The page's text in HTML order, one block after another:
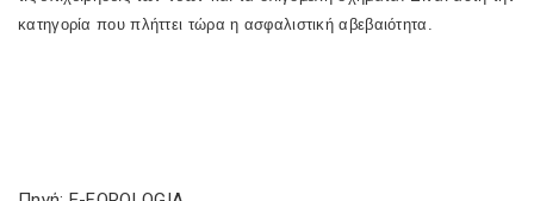
κατηγορία που πλήττει τώρα η ασφαλιστική αβεβαιότητα.